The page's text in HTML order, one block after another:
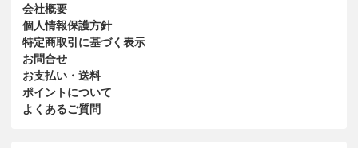
会社概要
個人情報保護方針
特定商取引に基づく表示
お問合せ
お支払い・送料
ポイントについて
よくあるご質問